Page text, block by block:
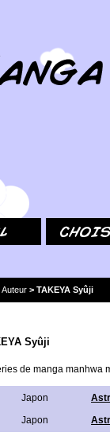
Auteur > TAKEYA Syûji
Syûji
de manga manhwa
Japon
Japon